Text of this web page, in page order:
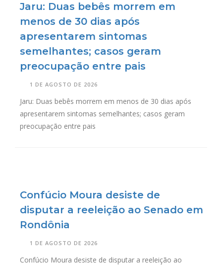
Jaru: Duas bebês morrem em
menos de 30 dias após
apresentarem sintomas
semelhantes; casos geram
preocupação entre pais
1 DE AGOSTO DE 2026
Jaru: Duas bebês morrem em menos de 30 dias após
apresentarem sintomas semelhantes; casos geram
preocupação entre pais
Confúcio Moura desiste de
disputar a reeleição ao Senado em
Rondônia
1 DE AGOSTO DE 2026
Confúcio Moura desiste de disputar a reeleição ao